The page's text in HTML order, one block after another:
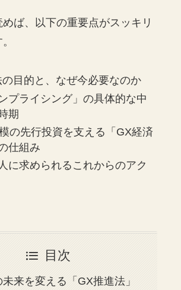
ば、以下の重要点がスッキリ
目的と、なぜ今必要なのか
プライシング」の具体的な中
期
の先行投資を支える「GX経済
仕組み
に求められるこれからのアク
目次
未来を変える「GX推進法」